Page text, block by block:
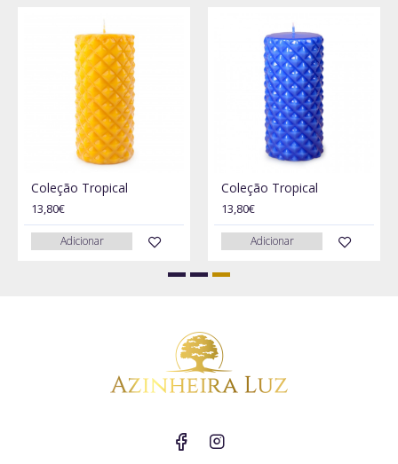
Coleção Tropical
13,80€
Adicionar
Coleção Tropical
13,80€
Adicionar